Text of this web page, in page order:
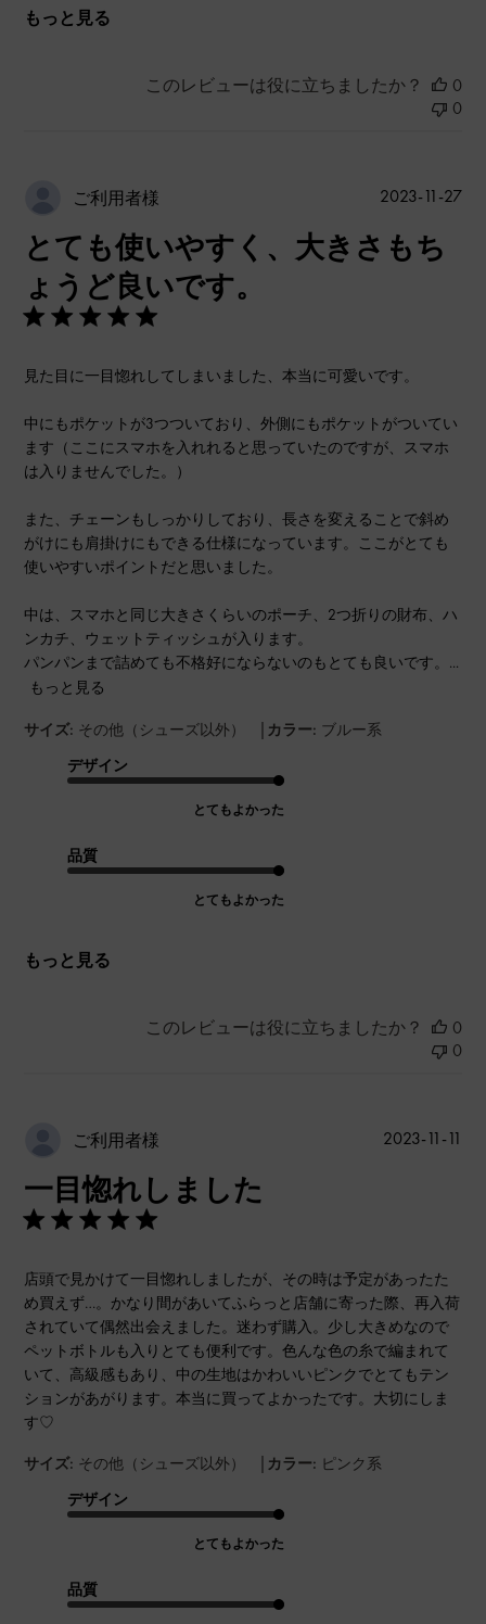
もっと見る
このレビューは役に立ちましたか？
0
0
ご利用者様
とても使いやすく、大きさもち
ょうど良いです。
見た目に一目惚れしてしまいました、本当に可愛いです。
中にもポケットが3つついており、外側にもポケットがついてい
ます（ここにスマホを入れれると思っていたのですが、スマホ
は入りませんでした。）
また、チェーンもしっかりしており、長さを変えることで斜め
がけにも肩掛けにもできる仕様になっています。ここがとても
使いやすいポイントだと思いました。
中は、スマホと同じ大きさくらいのポーチ、2つ折りの財布、ハ
ンカチ、ウェットティッシュが入ります。
パンパンまで詰めても不格好にならないのもとても良いです。...
もっと見る
サイズ: その他（シューズ以外） | カラー: ブルー系
デザイン
とてもよかった
品質
とてもよかった
もっと見る
公
2023-11-27
このレビューは役に立ちましたか？
0
0
ご利用者様
一目惚れしました
店頭で見かけて一目惚れしましたが、その時は予定があったた
め買えず…。かなり間があいてふらっと店舗に寄った際、再入荷
されていて偶然出会えました。迷わず購入。少し大きめなので
ペットボトルも入りとても便利です。色んな色の糸で編まれて
いて、高級感もあり、中の生地はかわいいピンクでとてもテン
ションがあがります。本当に買ってよかったです。大切にしま
す♡
サイズ: その他（シューズ以外） | カラー: ピンク系
デザイン
とてもよかった
品質
2023-11-11